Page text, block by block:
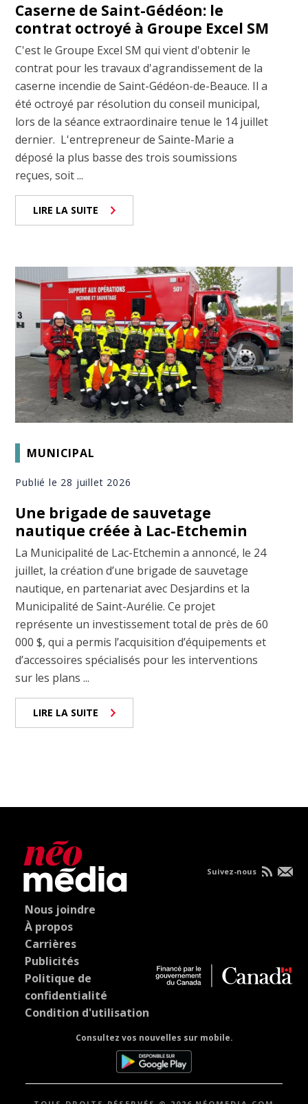
Caserne de Saint-Gédéon: le
contrat octroyé à Groupe Excel SM
C'est le Groupe Excel SM qui vient d'obtenir le
contrat pour les travaux d'agrandissement de la
caserne incendie de Saint-Gédéon-de-Beauce. Il a
été octroyé par résolution du conseil municipal,
lors de la séance extraordinaire tenue le 14 juillet
dernier. L'entrepreneur de Sainte-Marie a
déposé la plus basse des trois soumissions
reçues, soit ...
LIRE LA SUITE
MUNICIPAL
Publié le 28 juillet 2026
Une brigade de sauvetage
nautique créée à Lac-Etchemin
La Municipalité de Lac-Etchemin a annoncé, le 24
juillet, la création d’une brigade de sauvetage
nautique, en partenariat avec Desjardins et la
Municipalité de Saint-Aurélie. Ce projet
représente un investissement total de près de 60
000 $, qui a permis l’acquisition d’équipements et
d’accessoires spécialisés pour les interventions
sur les plans ...
LIRE LA SUITE
Nous joindre
À propos
Carrières
Publicités
Politique de
confidentialité
Condition d'utilisation
Consultez vos nouvelles sur mobile.
Suivez-nous